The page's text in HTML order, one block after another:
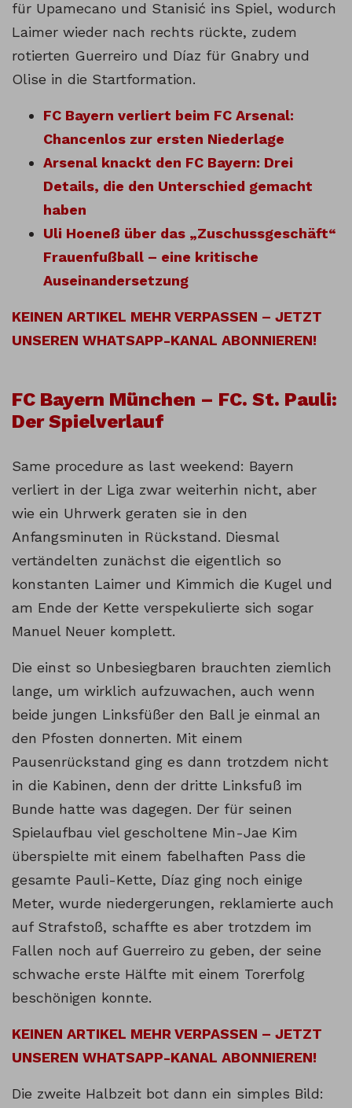
für Upamecano und Stanisić ins Spiel, wodurch
Laimer wieder nach rechts rückte, zudem
rotierten Guerreiro und Díaz für Gnabry und
Olise in die Startformation.
FC Bayern verliert beim FC Arsenal:
Chancenlos zur ersten Niederlage
Arsenal knackt den FC Bayern: Drei
Details, die den Unterschied gemacht
haben
Uli Hoeneß über das „Zuschussgeschäft“
Frauenfußball – eine kritische
Auseinandersetzung
KEINEN ARTIKEL MEHR VERPASSEN – JETZT
UNSEREN WHATSAPP-KANAL ABONNIEREN!
FC Bayern München – FC. St. Pauli:
Der Spielverlauf
Same procedure as last weekend: Bayern
verliert in der Liga zwar weiterhin nicht, aber
wie ein Uhrwerk geraten sie in den
Anfangsminuten in Rückstand. Diesmal
vertändelten zunächst die eigentlich so
konstanten Laimer und Kimmich die Kugel und
am Ende der Kette verspekulierte sich sogar
Manuel Neuer komplett.
Die einst so Unbesiegbaren brauchten ziemlich
lange, um wirklich aufzuwachen, auch wenn
beide jungen Linksfüßer den Ball je einmal an
den Pfosten donnerten. Mit einem
Pausenrückstand ging es dann trotzdem nicht
in die Kabinen, denn der dritte Linksfuß im
Bunde hatte was dagegen. Der für seinen
Spielaufbau viel gescholtene Min-Jae Kim
überspielte mit einem fabelhaften Pass die
gesamte Pauli-Kette, Díaz ging noch einige
Meter, wurde niedergerungen, reklamierte auch
auf Strafstoß, schaffte es aber trotzdem im
Fallen noch auf Guerreiro zu geben, der seine
schwache erste Hälfte mit einem Torerfolg
beschönigen konnte.
KEINEN ARTIKEL MEHR VERPASSEN – JETZT
UNSEREN WHATSAPP-KANAL ABONNIEREN!
Die zweite Halbzeit bot dann ein simples Bild: